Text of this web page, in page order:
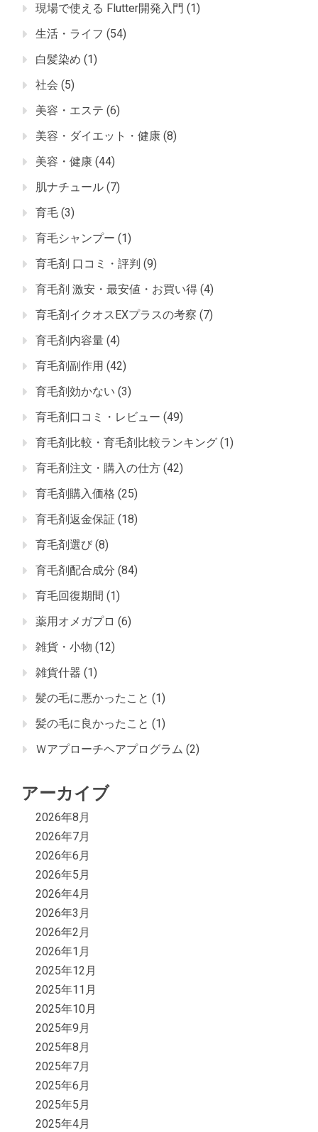
現場で使える Flutter開発入門 (1)
生活・ライフ (54)
白髪染め (1)
社会 (5)
美容・エステ (6)
美容・ダイエット・健康 (8)
美容・健康 (44)
肌ナチュール (7)
育毛 (3)
育毛シャンプー (1)
育毛剤 口コミ・評判 (9)
育毛剤 激安・最安値・お買い得 (4)
育毛剤イクオスEXプラスの考察 (7)
育毛剤内容量 (4)
育毛剤副作用 (42)
育毛剤効かない (3)
育毛剤口コミ・レビュー (49)
育毛剤比較・育毛剤比較ランキング (1)
育毛剤注文・購入の仕方 (42)
育毛剤購入価格 (25)
育毛剤返金保証 (18)
育毛剤選び (8)
育毛剤配合成分 (84)
育毛回復期間 (1)
薬用オメガプロ (6)
雑貨・小物 (12)
雑貨什器 (1)
髪の毛に悪かったこと (1)
髪の毛に良かったこと (1)
Ｗアプローチヘアプログラム (2)
アーカイブ
2026年8月
2026年7月
2026年6月
2026年5月
2026年4月
2026年3月
2026年2月
2026年1月
2025年12月
2025年11月
2025年10月
2025年9月
2025年8月
2025年7月
2025年6月
2025年5月
2025年4月